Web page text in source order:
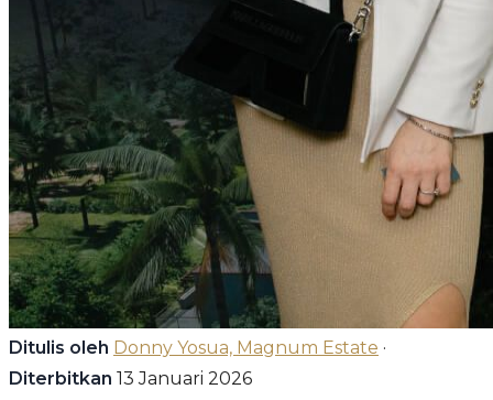
Ditulis oleh Donny Yosua, Magnum Estate ·
Diterbitkan 13 Januari 2026